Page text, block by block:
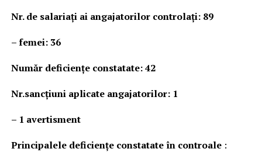
Nr. de salariați ai angajatorilor controlați: 89
– femei: 36
Număr deficienţe constatate: 42
Nr.sancțiuni aplicate angajatorilor: 1
–1 avertisment
Principalele deficienţe constatate în controale: